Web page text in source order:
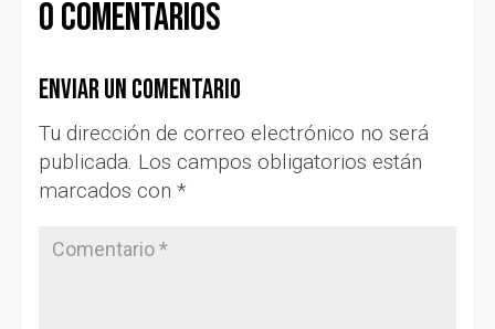
0 comentarios
Enviar un comentario
Tu dirección de correo electrónico no será
publicada. Los campos obligatorios están
marcados con *